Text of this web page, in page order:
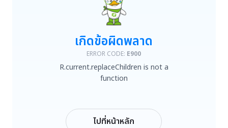
R.current.replaceChildren is not a function
เกิดข้อผิดพลาด
ERROR CODE: E900
R.current.replaceChildren is not a
function
ไปที่หน้าหลัก